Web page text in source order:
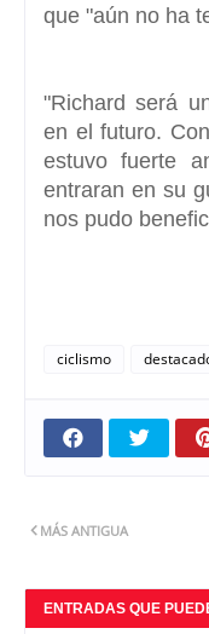
que "aún no ha
"Richard será
en el futuro.
estuvo fuerte
entraran en su
nos pudo
ciclismo
MÁS ANTIGUA
ENTRADAS QUE